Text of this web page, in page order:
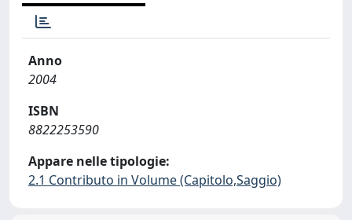
Anno
2004
ISBN
8822253590
Appare nelle tipologie:
2.1 Contributo in Volume (Capitolo,Saggio)